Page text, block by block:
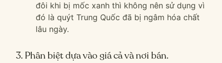
đôi khi bị mốc xanh thì không nên sử dụng vì
đó là quýt Trung Quốc đã bị ngâm hóa chất
lâu ngày.
3. Phân biệt dựa vào giá cả và nơi bán.